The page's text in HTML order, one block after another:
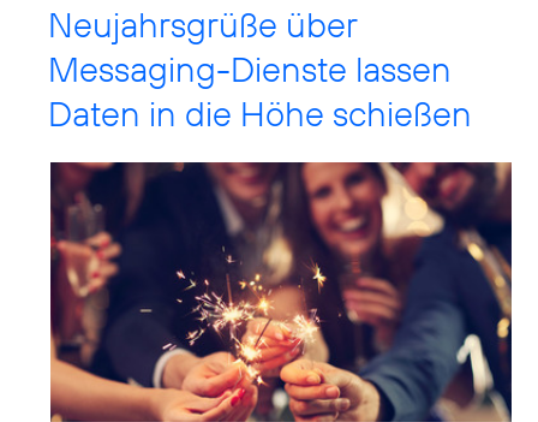
Neujahrsgrüße über
Messaging-Dienste lassen
Daten in die Höhe schießen